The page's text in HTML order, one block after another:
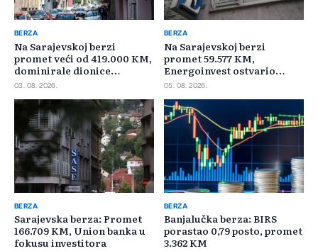
BERZA
Na Sarajevskoj berzi
promet veći od 419.000 KM,
dominirale dionice
Privredne banke Sarajevo
03. 08. 2026.
BERZA
Na Sarajevskoj berzi
promet 59.577 KM,
Energoinvest ostvario
najveći promet
05. 08. 2026.
BERZA
Sarajevska berza: Promet
166.709 KM, Union banka u
fokusu investitora
BERZA
Banjalučka berza: BIRS
porastao 0,79 posto, promet
3.362 KM